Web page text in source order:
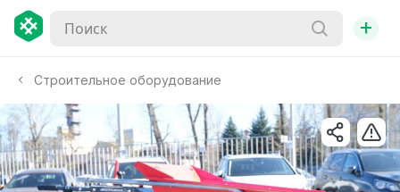
+
Строительное оборудование